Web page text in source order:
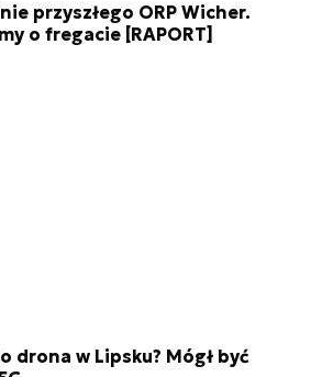
przyszłego ORP Wicher.
o fregacie [RAPORT]
drona w Lipsku? Mógł być